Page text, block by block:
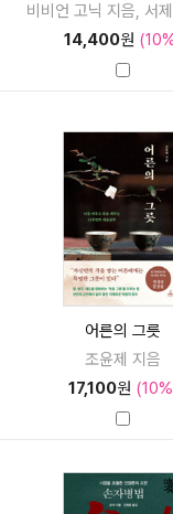
비비언 고닉 지음, 서
14,400원
어른의 그릇
조윤제 지음
17,100원